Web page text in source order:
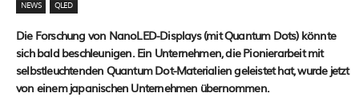
NEWS QLED
Die Forschung von NanoLED-Displays (mit Quantum Dots) könnte
sich bald beschleunigen. Ein Unternehmen, die Pionierarbeit mit
selbstleuchtenden Quantum Dot-Materialien geleistet hat, wurde jetzt
von einem japanischen Unternehmen übernommen.